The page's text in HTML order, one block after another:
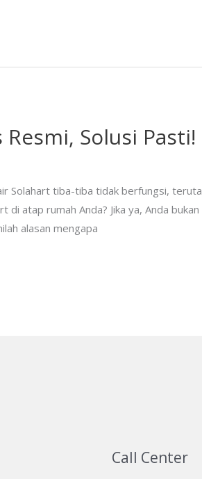
Solusi Pasti!
Solahart tiba-tiba tidak berfungsi,
atap rumah Anda? Jika ya, Anda
alasan mengapa
Call Center